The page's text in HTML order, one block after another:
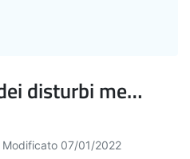
Basi biologiche dei disturbi mentali e comportamentali
Modificato 07/01/2022